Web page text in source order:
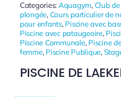
Categories: Aquagym, Club
plongée, Cours particulier de
pour enfants, Piscine avec
Piscine avec pataugeoire,
Piscine Communale, Piscine
femme, Piscine Publique,
PISCINE DE